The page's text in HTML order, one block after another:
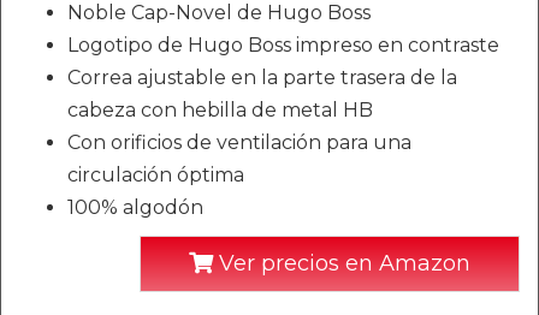
Noble Cap-Novel de Hugo Boss
Logotipo de Hugo Boss impreso en contraste
Correa ajustable en la parte trasera de la
cabeza con hebilla de metal HB
Con orificios de ventilación para una
circulación óptima
100% algodón
Ver precios en Amazon